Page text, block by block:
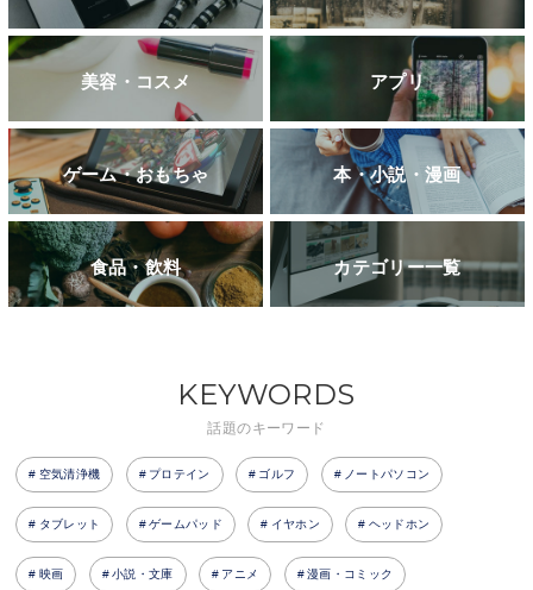
美容・コスメ アプリ
ゲーム・おもちゃ 本・小説・漫画
食品・飲料 カテゴリー一覧
KEYWORDS
話題のキーワード
空気清浄機 プロテイン ゴルフ ノートパソコン
タブレット ゲームパッド イヤホン ヘッドホン
映画 小説・文庫 アニメ 漫画・コミック